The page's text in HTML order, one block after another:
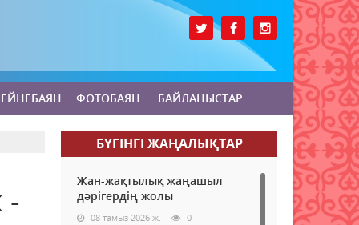
ФОТОБАЯН БАЙЛАНЫСТАР
-
БҮГІНГI ЖАҢАЛЫҚТАР
Жан-жақтылық жаңашыл
дәрігердің жолы
08 тамыз 2026 ж. 0